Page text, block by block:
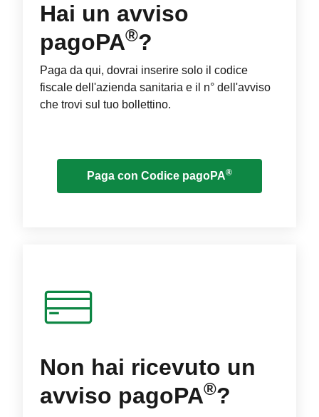
Hai un avviso
pagoPA®?
Paga da qui, dovrai inserire solo il codice
fiscale dell'azienda sanitaria e il n° dell'avviso
che trovi sul tuo bollettino.
Paga con Codice pagoPA®
Non hai ricevuto un
avviso pagoPA®?